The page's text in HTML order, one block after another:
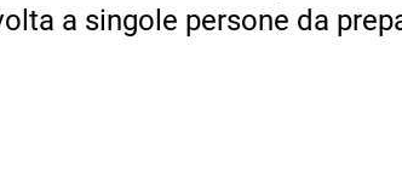
a singole persone da